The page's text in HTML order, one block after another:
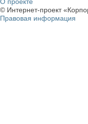
О проекте
© Интернет-проект
Правовая информация